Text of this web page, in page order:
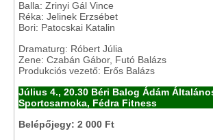
Balla: Zrinyi Gál Vince
Réka: Jelinek Erzsébet
Bori: Patocskai Katalin
Dramaturg: Róbert Júlia
Zene: Czabán Gábor, Futó Balázs
Produkciós vezető: Erős Balázs
Július 4., 20.30 Béri Balog Ádám
Sportcsarnoka, Fédra Fitness
Belépőjegy: 2 000 Ft